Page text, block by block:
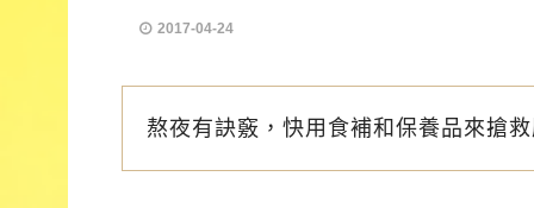
2017-04-24
熬夜有訣竅，快用食補和保養品來搶